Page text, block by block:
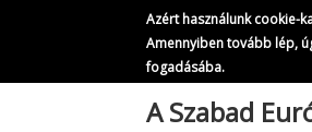
Azért használunk cookie-
Amennyiben tovább lép,
fogadásába.
A Szabad